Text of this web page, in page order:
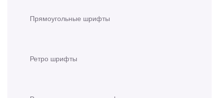
Прямоугольные шрифты
Ретро шрифты